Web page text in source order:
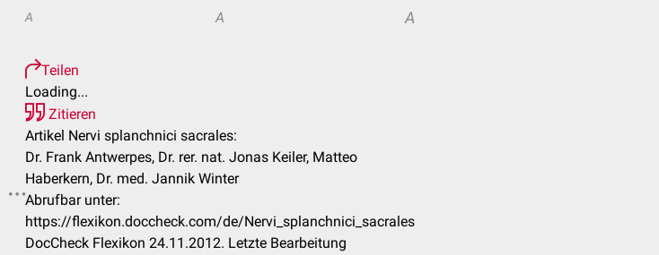
A A A
Teilen
Loading...
Zitieren
Artikel Nervi splanchnici sacrales:
Dr. Frank Antwerpes, Dr. rer. nat. Jonas Keiler, Matteo
Haberkern, Dr. med. Jannik Winter
Abrufbar unter:
https://flexikon.doccheck.com/de/Nervi_splanchnici_sacrales
DocCheck Flexikon 24.11.2012. Letzte Bearbeitung